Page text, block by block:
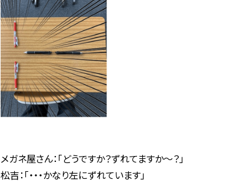
メガネ屋さん：「どうですか？ずれてますか～？」
松吉：「・・・かなり左にずれています」